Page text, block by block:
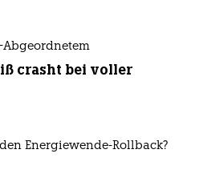
Abgeordnetem
crasht bei voller
Energiewende-Rollback?